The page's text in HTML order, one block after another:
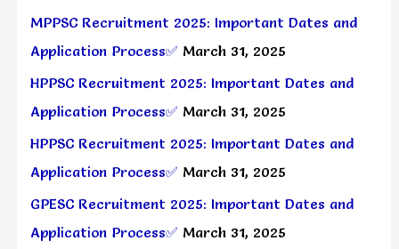
MPPSC Recruitment 2025: Important Dates and
Application Process✅ March 31, 2025
HPPSC Recruitment 2025: Important Dates and
Application Process✅ March 31, 2025
HPPSC Recruitment 2025: Important Dates and
Application Process✅ March 31, 2025
GPESC Recruitment 2025: Important Dates and
Application Process✅ March 31, 2025